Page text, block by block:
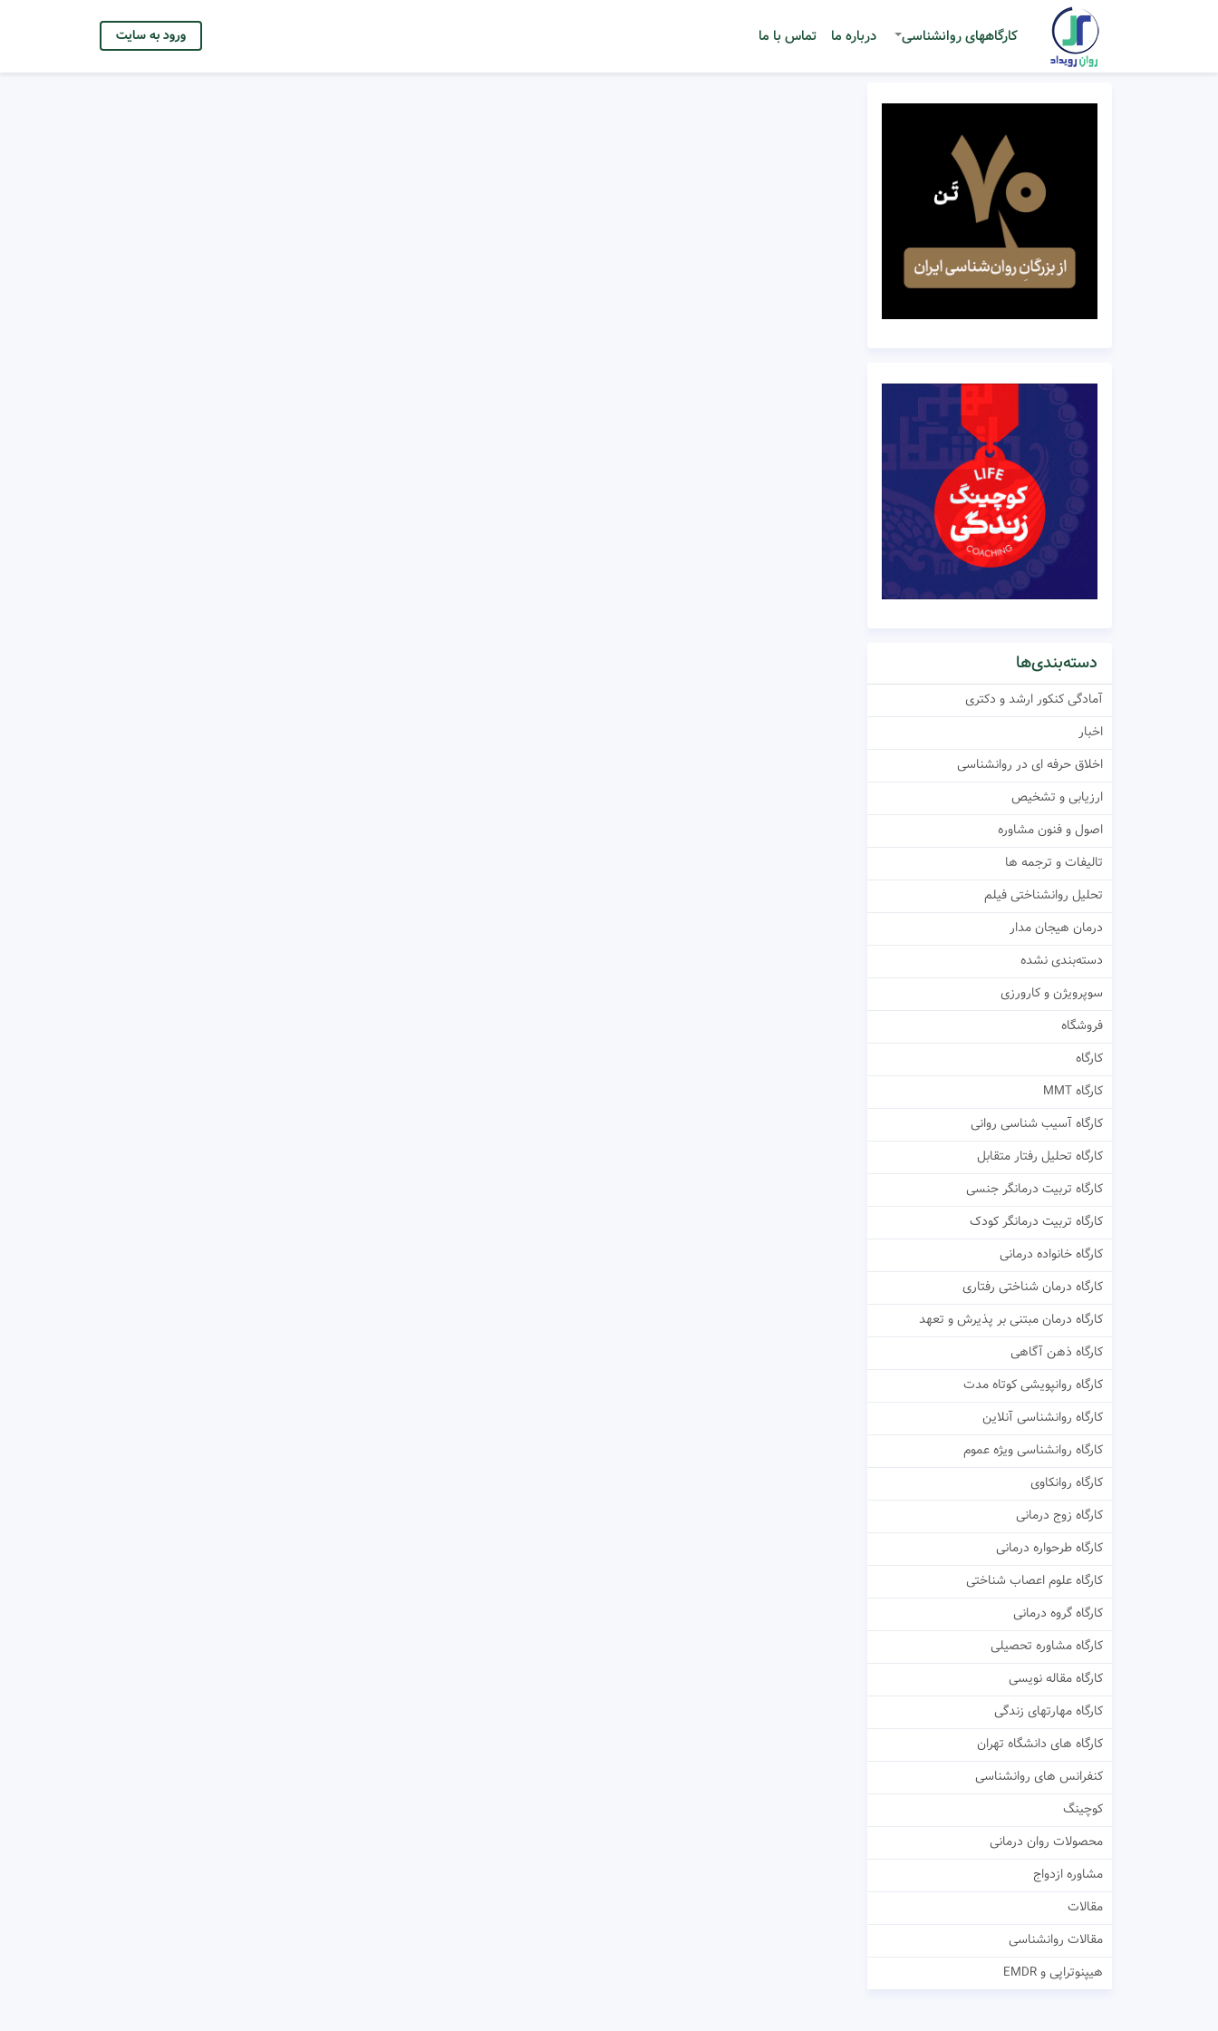
کارگاههای روانشناسی درباره ما تماس با ما ورود به سایت
دسته‌بندی‌ها
آمادگی کنکور ارشد و دکتری
اخبار
اخلاق حرفه ای در روانشناسی
ارزیابی و تشخیص
اصول و فنون مشاوره
تالیفات و ترجمه ها
تحلیل روانشناختی فیلم
درمان هیجان مدار
دسته‌بندی نشده
سوپرویژن و کارورزی
فروشگاه
کارگاه
کارگاه MMT
کارگاه آسیب شناسی روانی
کارگاه تحلیل رفتار متقابل
کارگاه تربیت درمانگر جنسی
کارگاه تربیت درمانگر کودک
کارگاه خانواده درمانی
کارگاه درمان شناختی رفتاری
کارگاه درمان مبتنی بر پذیرش و تعهد
کارگاه ذهن آگاهی
کارگاه روانپویشی کوتاه مدت
کارگاه روانشناسی آنلاین
کارگاه روانشناسی ویژه عموم
کارگاه روانکاوی
کارگاه زوج درمانی
کارگاه طرحواره درمانی
کارگاه علوم اعصاب شناختی
کارگاه گروه درمانی
کارگاه مشاوره تحصیلی
کارگاه مقاله نویسی
کارگاه مهارتهای زندگی
کارگاه های دانشگاه تهران
کنفرانس های روانشناسی
کوچینگ
محصولات روان درمانی
مشاوره ازدواج
مقالات
مقالات روانشناسی
هیپنوتراپی و EMDR